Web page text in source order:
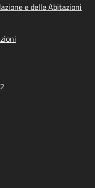
e delle Abitazioni